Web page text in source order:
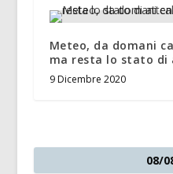
Meteo, da domani
ma resta lo stato di
9 Dicembre 2020
08/